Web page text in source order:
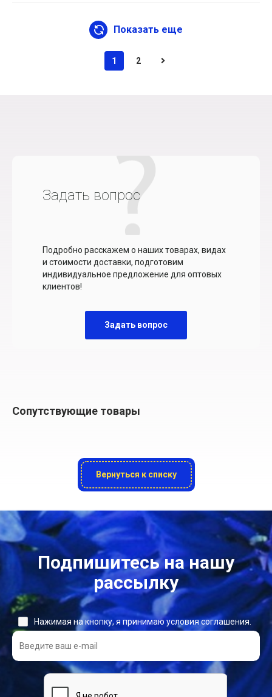
Показать еще
1 2
Задать вопрос
Подробно расскажем о наших товарах, видах
и стоимости доставки, подготовим
индивидуальное предложение для оптовых
клиентов!
Задать вопрос
Сопутствующие товары
Вернуться к списку
Подпишитесь на нашу
рассылку
Нажимая на кнопку, я принимаю условия соглашения.